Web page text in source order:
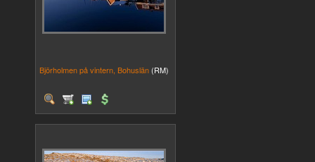
Björholmen på vintern, Bohuslän (RM)